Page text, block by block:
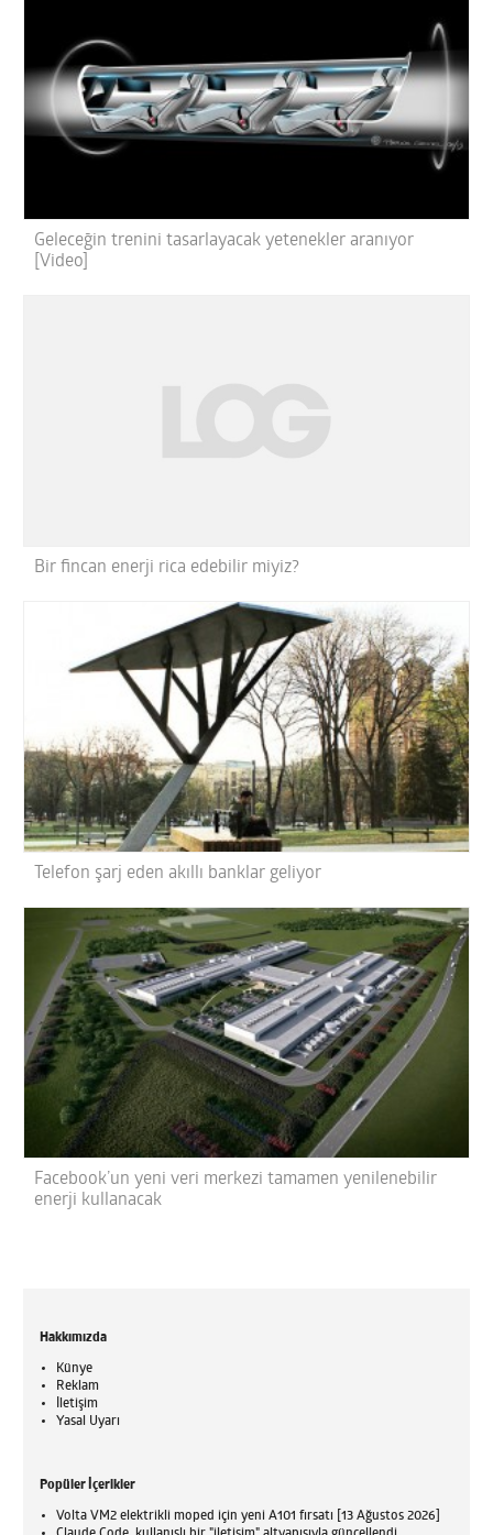
Geleceğin trenini tasarlayacak yetenekler aranıyor
[Video]
Bir fincan enerji rica edebilir miyiz?
Telefon şarj eden akıllı banklar geliyor
Facebook’un yeni veri merkezi tamamen yenilenebilir
enerji kullanacak
Hakkımızda
Künye
Reklam
İletişim
Yasal Uyarı
Popüler İçerikler
Volta VM2 elektrikli moped için yeni A101 fırsatı [13 Ağustos 2026]